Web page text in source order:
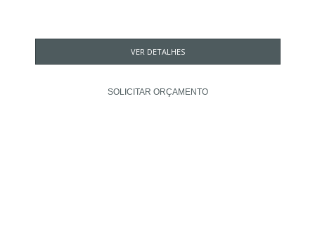
VER DETALHES
SOLICITAR ORÇAMENTO